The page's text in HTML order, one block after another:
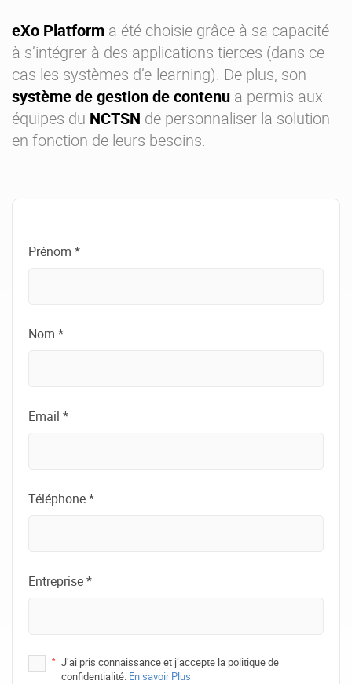
eXo Platform a été choisie grâce à sa capacité
à s’intégrer à des applications tierces (dans ce
cas les systèmes d’e-learning). De plus, son
système de gestion de contenu a permis aux
équipes du NCTSN de personnaliser la solution
en fonction de leurs besoins.
Prénom *
Nom *
Email *
Téléphone *
Entreprise *
* J’ai pris connaissance et j’accepte la politique de
confidentialité. En savoir Plus